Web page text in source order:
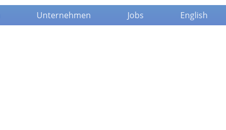
Unternehmen Jobs English